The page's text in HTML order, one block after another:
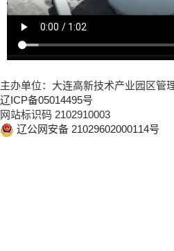
主办单位：大连高新技术产业园区管
辽ICP备05014495号
网站标识码 2102910003
辽公网安备 21029602000114号